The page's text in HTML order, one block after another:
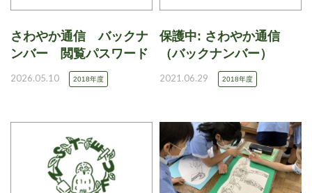
さわやか通信 バックナ
ンバー 閲覧パスワード
2026.05.10 2018年度
保護中: さわやか通信
（バックナンバー）
2021.06.29 2018年度